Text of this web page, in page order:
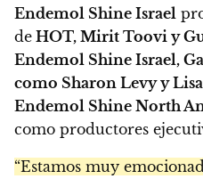
Endemol Shine Israel
de HOT, Mirit Toovi y
Endemol Shine Israel,
como Sharon Levy y
Endemol Shine North
como productores
“Estamos muy